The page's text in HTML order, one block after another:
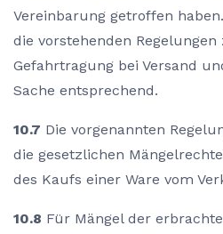
Vereinbarung getroffen
die vorstehenden
Gefahrtragung bei Versand
Sache entsprechend.
10.7 Die vorgenannten
die gesetzlichen
des Kaufs einer Ware vom
10.8 Für Mängel der